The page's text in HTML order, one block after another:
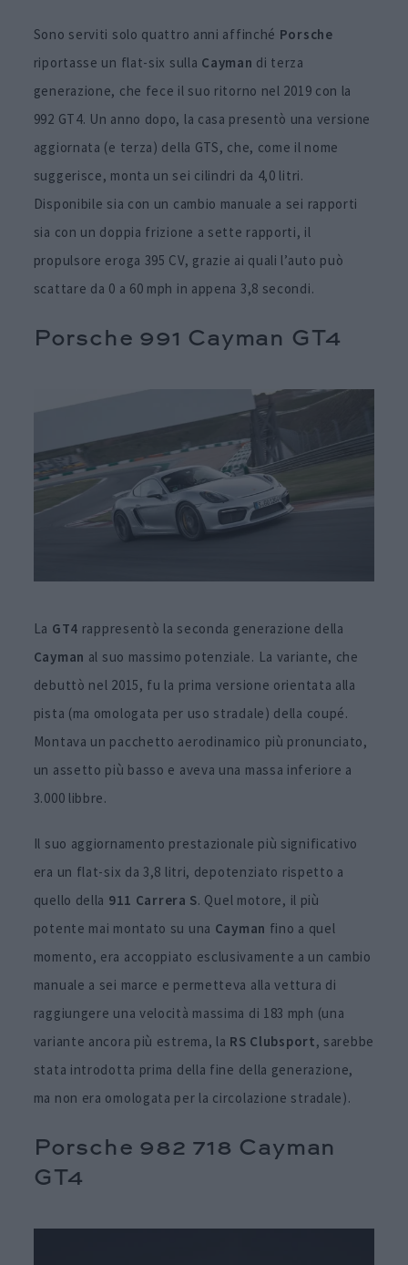
Sono serviti solo quattro anni affinché Porsche
riportasse un flat-six sulla Cayman di terza
generazione, che fece il suo ritorno nel 2019 con la
992 GT4. Un anno dopo, la casa presentò una versione
aggiornata (e terza) della GTS, che, come il nome
suggerisce, monta un sei cilindri da 4,0 litri.
Disponibile sia con un cambio manuale a sei rapporti
sia con un doppia frizione a sette rapporti, il
propulsore eroga 395 CV, grazie ai quali l’auto può
scattare da 0 a 60 mph in appena 3,8 secondi.
Porsche 991 Cayman GT4
La GT4 rappresentò la seconda generazione della
Cayman al suo massimo potenziale. La variante, che
debuttò nel 2015, fu la prima versione orientata alla
pista (ma omologata per uso stradale) della coupé.
Montava un pacchetto aerodinamico più pronunciato,
un assetto più basso e aveva una massa inferiore a
3.000 libbre.
Il suo aggiornamento prestazionale più significativo
era un flat-six da 3,8 litri, depotenziato rispetto a
quello della 911 Carrera S. Quel motore, il più
potente mai montato su una Cayman fino a quel
momento, era accoppiato esclusivamente a un cambio
manuale a sei marce e permetteva alla vettura di
raggiungere una velocità massima di 183 mph (una
variante ancora più estrema, la RS Clubsport, sarebbe
stata introdotta prima della fine della generazione,
ma non era omologata per la circolazione stradale).
Porsche 982 718 Cayman
GT4